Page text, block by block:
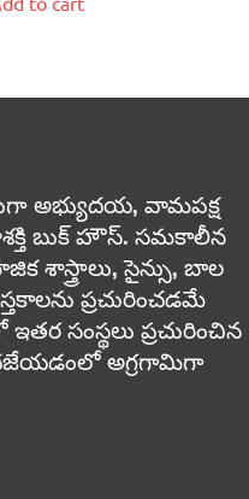
అభ్యుదయ, వామపక్ష
బుక్ హౌస్. సమకాలీన
శాస్త్రాలు, సైన్సు, బాల
ప్రచురించడమే
సంస్థలు ప్రచురించిన
అగ్రగామిగా